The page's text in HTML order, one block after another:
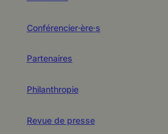
Conférencier·ère·s
Partenaires
Philanthropie
Revue de presse